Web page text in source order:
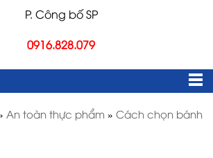
P. Công bố SP
0916.828.079
An toàn thực phẩm » Cách chọn bánh